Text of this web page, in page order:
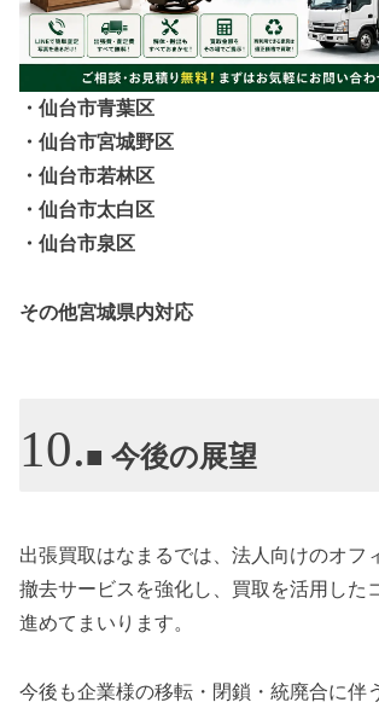
・仙台市青葉区
・仙台市宮城野区
・仙台市若林区
・仙台市太白区
・仙台市泉区
その他宮城県内対応
■ 今後の展望
出張買取はなまるでは、法人向けのオフ
撤去サービスを強化し、買取を活用した
進めてまいります。
今後も企業様の移転・閉鎖・統廃合に伴